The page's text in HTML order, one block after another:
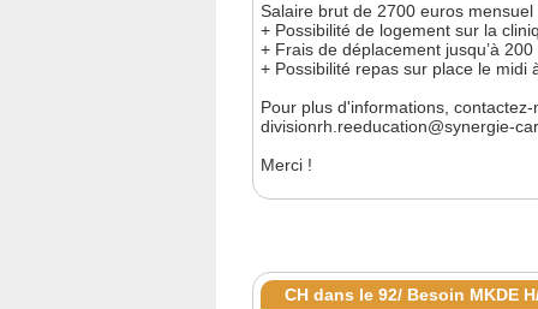
Salaire brut de 2700 euros
+ Possibilité de logement sur la
+ Frais de déplacement jusqu’à 200
+ Possibilité repas sur place le midi
Pour plus d'informations,
divisionrh.reeducation@synergie-
Merci !
CH dans le 92/ Besoin MKDE